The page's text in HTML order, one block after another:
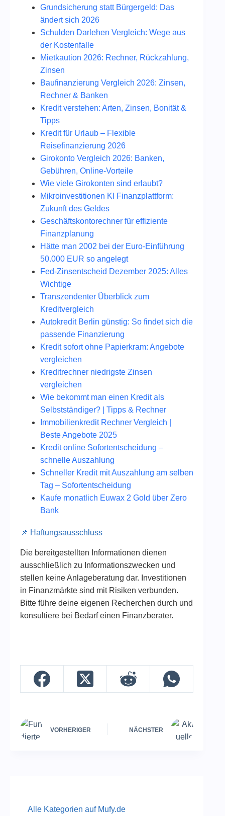
Grundsicherung statt Bürgergeld: Das
ändert sich 2026
Schulden Darlehen Vergleich: Wege aus
der Kostenfalle
Mietkaution 2026: Rechner, Rückzahlung,
Zinsen
Baufinanzierung Vergleich 2026: Zinsen,
Rechner & Banken
Kredit verstehen: Arten, Zinsen, Bonität &
Tipps
Kredit für Urlaub – Flexible
Reisefinanzierung 2026
Girokonto Vergleich 2026: Banken,
Gebühren, Online-Vorteile
Wie viele Girokonten sind erlaubt?
Mikroinvestitionen KI Finanzplattform:
Zukunft des Geldes
Geschäftskontorechner für effiziente
Finanzplanung
Hätte man 2002 bei der Euro-Einführung
50.000 EUR so angelegt
Fed‑Zinsentscheid Dezember 2025: Alles
Wichtige
Transzendenter Überblick zum
Kreditvergleich
Autokredit Berlin günstig: So findet sich die
passende Finanzierung
Kredit sofort ohne Papierkram: Angebote
vergleichen
Kreditrechner niedrigste Zinsen
vergleichen
Wie bekommt man einen Kredit als
Selbstständiger? | Tipps & Rechner
Immobilienkredit Rechner Vergleich |
Beste Angebote 2025
Kredit online Sofortentscheidung –
schnelle Auszahlung
Schneller Kredit mit Auszahlung am selben
Tag – Sofortentscheidung
Kaufe monatlich Euwax 2 Gold über Zero
Bank
📌 Haftungsausschluss
Die bereitgestellten Informationen dienen
ausschließlich zu Informationszwecken und
stellen keine Anlageberatung dar. Investitionen
in Finanzmärkte sind mit Risiken verbunden.
Bitte führe deine eigenen Recherchen durch und
konsultiere bei Bedarf einen Finanzberater.
VORHERIGER NÄCHSTER
Alle Kategorien auf Mufy.de